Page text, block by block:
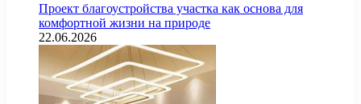
Проект благоустройства участка как основа для
комфортной жизни на природе
22.06.2026